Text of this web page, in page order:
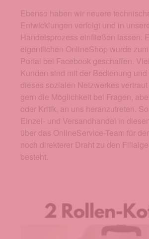
Ebenso haben wir neuere
Entwicklungen verfolgt und in
Handelsprozess einfließen lassen.
eigentlichen OnlineShop wurde
Portal bei Facebook geschaffen.
Kunden sind mit der Bedienung
dieses sozialen Netzwerkes
gern die Möglichkeit bei Fragen,
oder Kritik, an uns heranzutreten.
Einzel- und Versandhandel in
über das OnlineService-Team für
noch direkterer Draht zu den
besteht.